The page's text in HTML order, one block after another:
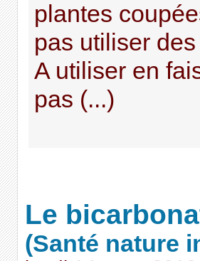
plantes
pas utiliser
A utiliser en
pas (...)
Le
(Santé nature